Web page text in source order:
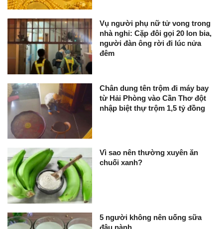
Vụ người phụ nữ tử vong trong
nhà nghỉ: Cặp đôi gọi 20 lon bia,
người đàn ông rời đi lúc nửa
đêm
Chân dung tên trộm đi máy bay
từ Hải Phòng vào Cần Thơ đột
nhập biệt thự trộm 1,5 tỷ đồng
Vì sao nên thường xuyên ăn
chuối xanh?
5 người không nên uống sữa
đậu nành